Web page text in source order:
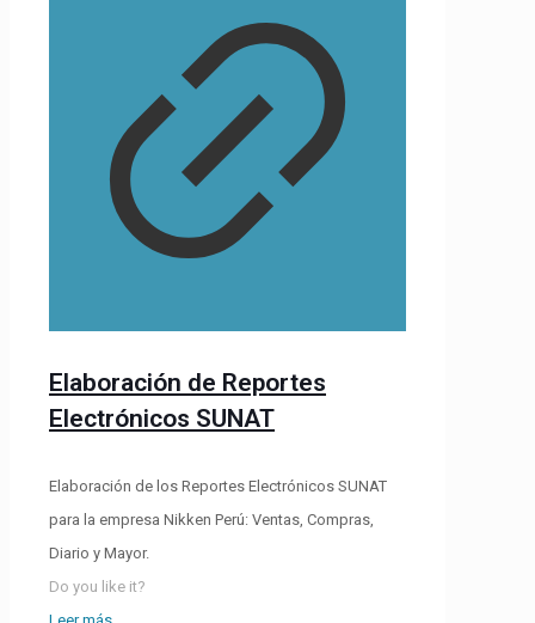
Elaboración de Reportes
Electrónicos SUNAT
Elaboración de los Reportes Electrónicos SUNAT
para la empresa Nikken Perú: Ventas, Compras,
Diario y Mayor.
Do you like it?